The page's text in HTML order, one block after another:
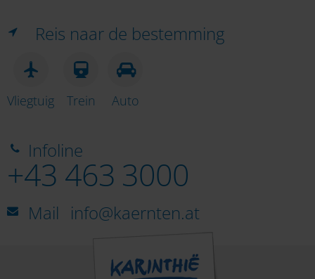
Reis naar de bestemming
Vliegtuig Trein Auto
Infoline
+43 463 3000
Mail info@kaernten.at